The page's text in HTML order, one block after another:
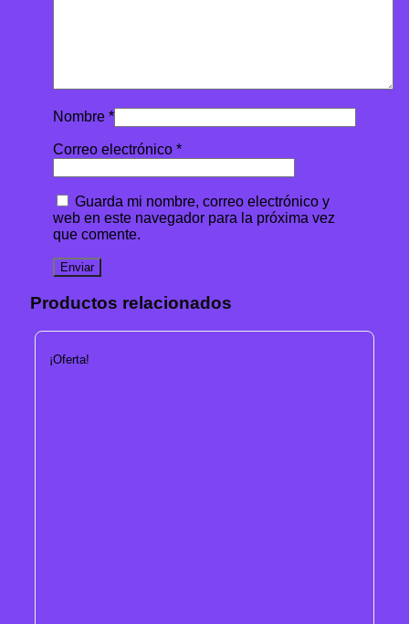
Nombre *
Correo electrónico *
Guarda mi nombre, correo electrónico y
web en este navegador para la próxima vez
que comente.
Productos relacionados
¡Oferta!